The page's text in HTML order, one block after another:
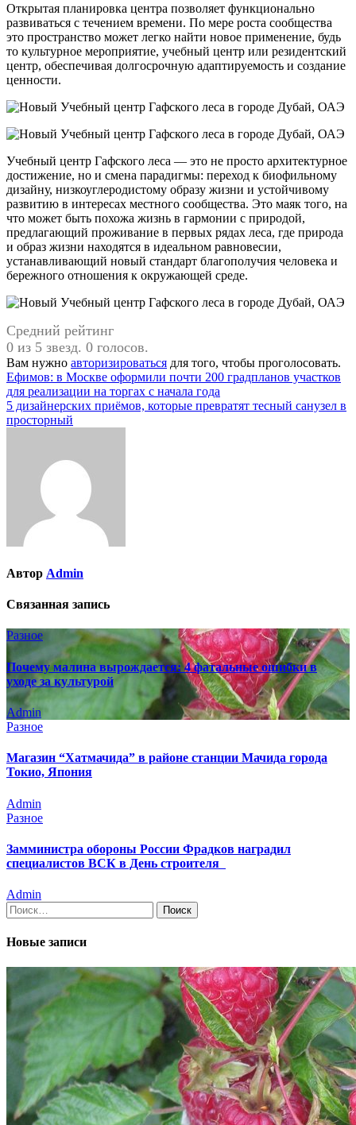
Открытая планировка центра позволяет функционально
развиваться с течением времени. По мере роста сообщества
это пространство может легко найти новое применение, будь
то культурное мероприятие, учебный центр или резидентский
центр, обеспечивая долгосрочную адаптируемость и создание
ценности.
Учебный центр Гафского леса — это не просто архитектурное
достижение, но и смена парадигмы: переход к биофильному
дизайну, низкоуглеродистому образу жизни и устойчивому
развитию в интересах местного сообщества. Это маяк того, на
что может быть похожа жизнь в гармонии с природой,
предлагающий проживание в первых рядах леса, где природа
и образ жизни находятся в идеальном равновесии,
устанавливающий новый стандарт благополучия человека и
бережного отношения к окружающей среде.
Средний рейтинг
0 из 5 звезд. 0 голосов.
Вам нужно авторизироваться для того, чтобы проголосовать.
Навигация
по
записям
Ефимов: в Москве оформили почти 200 градпланов участков
для реализации на торгах с начала года
5 дизайнерских приёмов, которые превратят тесный санузел в
просторный
Автор Admin
Связанная запись
Разное
Почему малина вырождается: 4 фатальные ошибки в
уходе за культурой
Admin
Разное
Магазин “Хатмачида” в районе станции Мачида города
Токио, Япония
Admin
Разное
Замминистра обороны России Фрадков наградил
специалистов ВСК в День строителя
Admin
Найти:
Новые записи